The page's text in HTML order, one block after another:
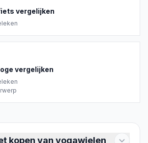
vergelijken
vergelijken
kopen van yogawielen